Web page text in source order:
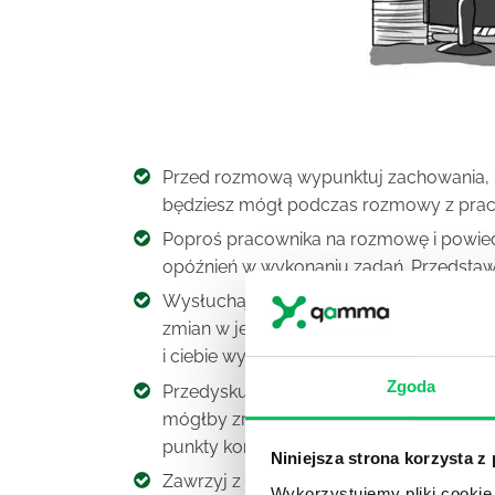
Zgoda
Niniejsza strona korzysta z
Przed rozmową wypunktuj zachowania,
będziesz mógł podczas rozmowy z
Poproś pracownika na rozmowę i
opóźnień w wykonaniu zadań.
Wysłuchaj pracownika. Pokaż, że nie
zmian w jego sposobie funkcjonowania.
i ciebie wynikające z braku jego
Przedyskutuj z pracownikiem sposób
mógłby zrobić, aby wyrobić w sobie
punkty kontrolne.
Zawrzyj z pracownikiem kontrakt